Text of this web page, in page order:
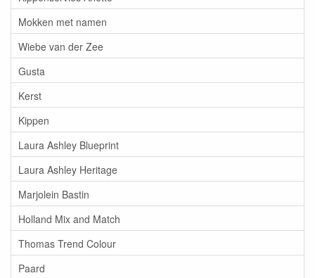
Mokken met namen
Wiebe van der Zee
Gusta
Kerst
Kippen
Laura Ashley Blueprint
Laura Ashley Heritage
Marjolein Bastin
Holland Mix and Match
Thomas Trend Colour
Paard